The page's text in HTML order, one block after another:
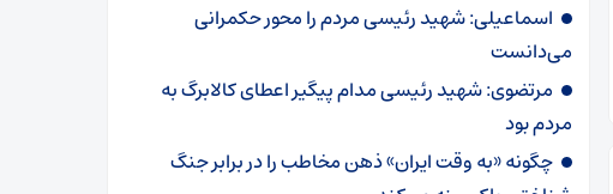
اسماعیلی: شهید رئیسی مردم را محور حکمرانی
می‌دانست
مرتضوی: شهید رئیسی مدام پیگیر اعطای کالابرگ به
مردم بود
چگونه «به وقت ایران» ذهن مخاطب را در برابر جنگ